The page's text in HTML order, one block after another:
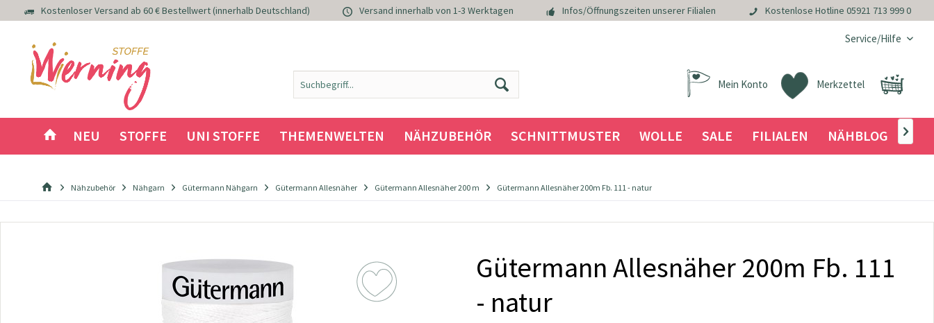
Kostenloser Versand ab 60 € Bestellwert (innerhalb Deutschland) Versand innerhalb von 1-3 Werktagen Infos/Öffnungszeiten unserer Filialen Kostenlose Hotline 05921 713 999 0
Service/Hilfe
Merkzettel
Mein Konto
NEU STOFFE UNI STOFFE THEMENWELTEN NÄHZUBEHÖR SCHNITTMUSTER WOLLE SALE FILIALEN NÄHBLOG 
Nähzubehör Nähgarn Gütermann Nähgarn Gütermann Allesnäher Gütermann Allesnäher 200 m Gütermann Allesnäher 200m Fb. 111 - natur
Gütermann Allesnäher 200m Fb. 111
- natur